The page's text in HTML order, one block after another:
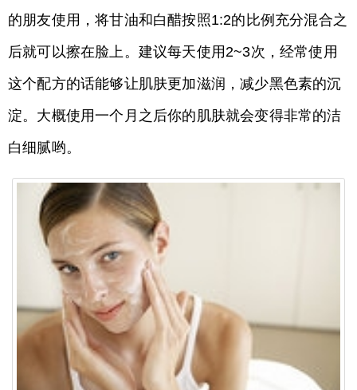
的朋友使用，将甘油和白醋按照1:2的比例充分混合之
后就可以擦在脸上。建议每天使用2~3次，经常使用
这个配方的话能够让肌肤更加滋润，减少黑色素的沉
淀。大概使用一个月之后你的肌肤就会变得非常的洁
白细腻哟。